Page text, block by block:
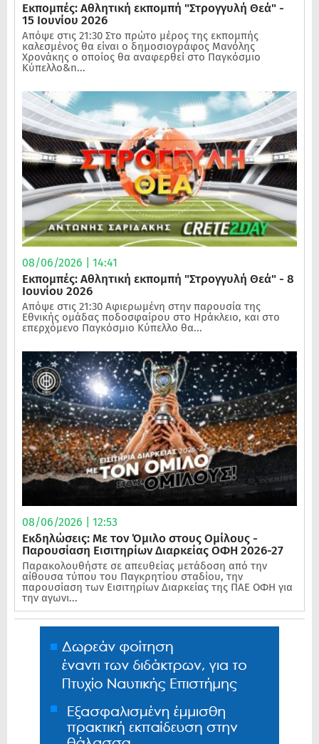
Εκπομπές: Αθλητική εκπομπή "Στρογγυλή Θεά" -
15 Ιουνίου 2026
Απόψε στις 21:30 Στο πρώτο μέρος της εκπομπής
καλεσμένος θα είναι ο δημοσιογράφος Μανόλης
Χρονάκης ο οποίος θα αναφερθεί στο Παγκόσμιο
Κύπελλο&n...
08/06/2026 | 14:41
Εκπομπές: Αθλητική εκπομπή "Στρογγυλή Θεά" - 8
Ιουνίου 2026
Απόψε στις 21:30 Αφιερωμένη στην παρουσία της
Εθνικής ομάδας ποδοσφαίρου στο Ηράκλειο, και στο
επερχόμενο Παγκόσμιο Κύπελλο θα...
08/06/2026 | 12:53
Εκδηλώσεις: Με τον Όμιλο στους Ομίλους -
Παρουσίαση Εισιτηρίων Διαρκείας ΟΦΗ 2026-27
Παρακολουθήστε σε απευθείας μετάδοση από την
αίθουσα τύπου του Παγκρητίου σταδίου, την
παρουσίαση των Εισιτηρίων Διαρκείας της ΠΑΕ ΟΦΗ για
την αγωνι...